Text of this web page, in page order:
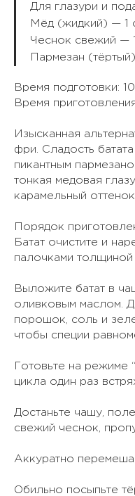
Для глазури и
Мёд (жидкий) — 1
Чеснок свежий —
Пармезан
Время подготовки:
Время
Изысканная
фри. Сладость
пикантным
тонкая медовая
карамельный
Порядок
Батат очистите и
палочками толщиной
Выложите батат в
оливковым маслом.
порошок, соль и
чтобы специи
Готовьте на
цикла один раз
Достаньте чашу,
свежий чеснок,
Аккуратно
Обильно посыпьте